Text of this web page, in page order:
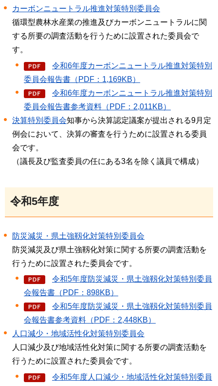
カーボンニュートラル推進対策特別委員会
循環型農林水産業の推進及びカーボンニュートラルに関
する所要の調査活動を行うために設置された委員会で
す。
令和6年度カーボンニュートラル推進対策特別
委員会報告書（PDF：1,169KB）
令和6年度カーボンニュートラル推進対策特別
委員会報告書参考資料（PDF：2,011KB）
決算特別委員会知事から決算認定議案が提出される9月定
例会において、決算の審査を行うために設置される委員
会です。
（議長及び監査委員の任にある3名を除く議員で構成）
令和5年度
防災減災・県土強靱化対策特別委員会
防災減災及び県土強靱化対策に関する所要の調査活動を
行うために設置された委員会です。
令和5年度防災減災・県土強靱化対策特別委員
会報告書（PDF：898KB）
令和5年度防災減災・県土強靱化対策特別委員
会報告書参考資料（PDF：2,448KB）
人口減少・地域活性化対策特別委員会
人口減少及び地域活性化対策に関する所要の調査活動を
行うために設置された委員会です。
令和5年度人口減少・地域活性化対策特別委員